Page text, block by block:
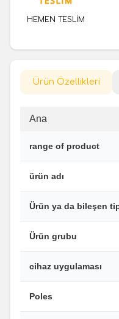
HEMEN TESLİM
Ürün Özellikleri
Ana
range of product
ürün adı
Ürün ya da bileşen
Ürün grubu
cihaz uygulaması
Poles